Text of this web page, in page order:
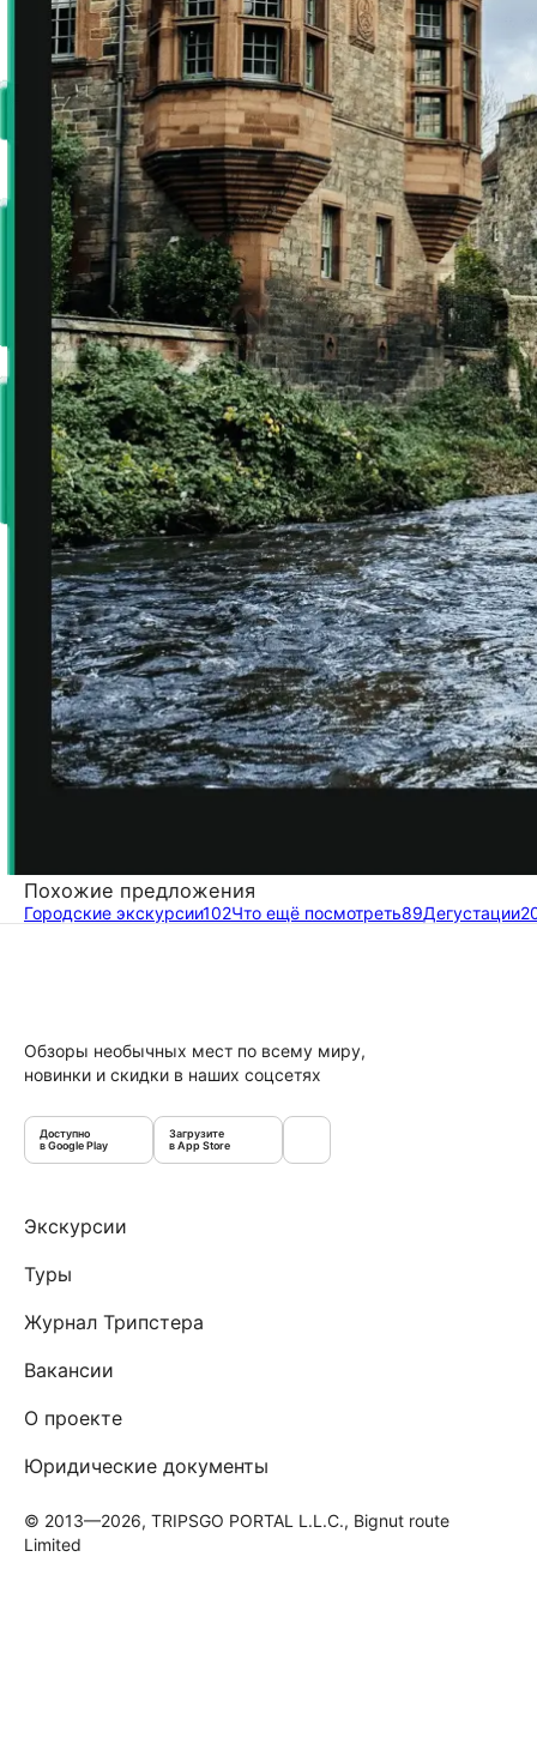
Похожие предложения
Городские экскурсии102Что ещё посмотреть89Дегустации
Обзоры необычных мест по всему миру,
новинки и скидки в наших соцсетях
Доступно
в Google Play
Загрузите
в App Store
Экскурсии
Туры
Журнал Трипстера
Вакансии
О проекте
Юридические документы
© 2013—2026, TRIPSGO PORTAL L.L.C., Bignut route
Limited